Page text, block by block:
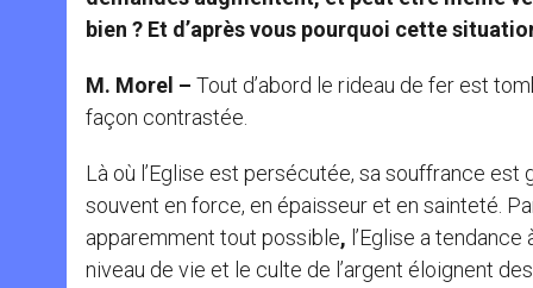
bien ? Et d’après vous pourquoi cette
M. Morel – Tout d’abord le rideau de fer est
façon contrastée.
Là où l’Eglise est persécutée, sa souffrance est
souvent en force, en épaisseur et en sainteté.
apparemment tout possible, l’Eglise a
niveau de vie et le culte de l’argent éloignent